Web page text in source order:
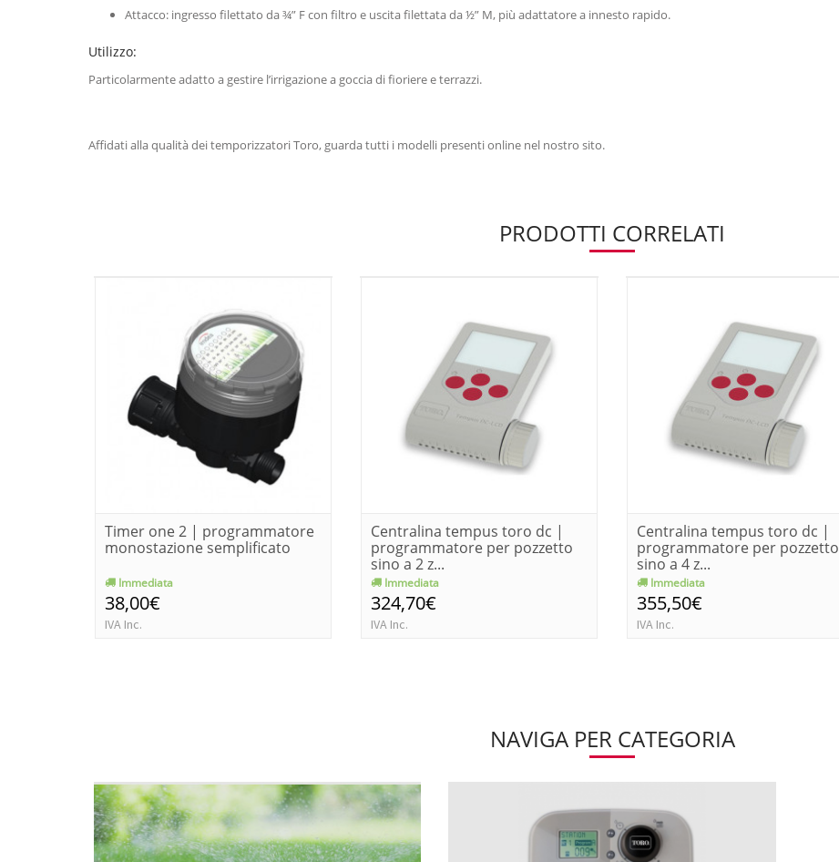
Attacco: ingresso filettato da ¾” F con filtro e uscita filettata da ½” M, più adattatore a innesto rapido.
Utilizzo:
Particolarmente adatto a gestire l’irrigazione a goccia di fioriere e terrazzi.
Affidati alla qualità dei temporizzatori Toro, guarda tutti i modelli presenti online nel nostro sito.
PRODOTTI CORRELATI
Timer one 2 | programmatore
monostazione semplificato
Immediata
38,00€
IVA Inc.
Centralina tempus toro dc |
programmatore per pozzetto
sino a 2 z...
Immediata
324,70€
IVA Inc.
Centralina tempus toro dc |
programmatore per pozzetto
sino a 4 z...
Immediata
355,50€
IVA Inc.
NAVIGA PER CATEGORIA